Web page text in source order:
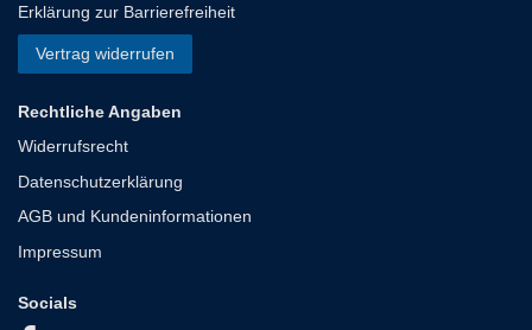
Erklärung zur Barrierefreiheit
Vertrag widerrufen
Rechtliche Angaben
Widerrufsrecht
Datenschutzerklärung
AGB und Kundeninformationen
Impressum
Socials